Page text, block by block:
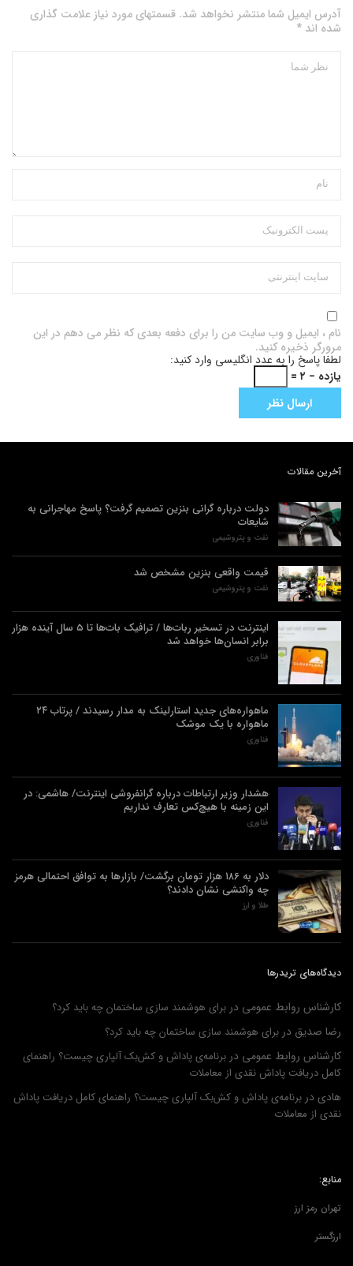
آدرس ایمیل شما منتشر نخواهد شد. قسمتهای مورد نیاز علامت گذاری
شده اند *
نام ، ایمیل و وب سایت من را برای دفعه بعدی که نظر می دهم در این
مرورگر ذخیره کنید.
لطفا پاسخ را به عدد انگلیسی وارد کنید:
یازده − ۲ =
آخرین مقالات
دولت درباره گرانی بنزین تصمیم گرفت؟ پاسخ مهاجرانی به
شایعات
نفت و پتروشیمی
قیمت واقعی بنزین مشخص شد
نفت و پتروشیمی
اینترنت در تسخیر ربات‌ها / ترافیک بات‌ها تا ۵ سال آینده هزار
برابر انسان‌ها خواهد شد
فناوری
ماهواره‌های جدید استارلینک به مدار رسیدند / پرتاب ۲۴
ماهواره با یک موشک
فناوری
هشدار وزیر ارتباطات درباره گرانفروشی اینترنت/ هاشمی: در
این زمینه با هیچ‌کس تعارف نداریم
فناوری
دلار به ۱۸۶ هزار تومان برگشت/ بازارها به توافق احتمالی هرمز
چه واکنشی نشان دادند؟
طلا و ارز
دیدگاه‌های تریدرها
کارشناس روابط عمومی در برای هوشمند سازی ساختمان چه باید کرد؟
رضا صدیق در برای هوشمند سازی ساختمان چه باید کرد؟
کارشناس روابط عمومی در برنامه‌ی پاداش و کش‌بک آلپاری چیست؟ راهنمای
کامل دریافت پاداش نقدی از معاملات
هادی در برنامه‌ی پاداش و کش‌بک آلپاری چیست؟ راهنمای کامل دریافت پاداش
نقدی از معاملات
منابع:
تهران رمز ارز
ارزگستر